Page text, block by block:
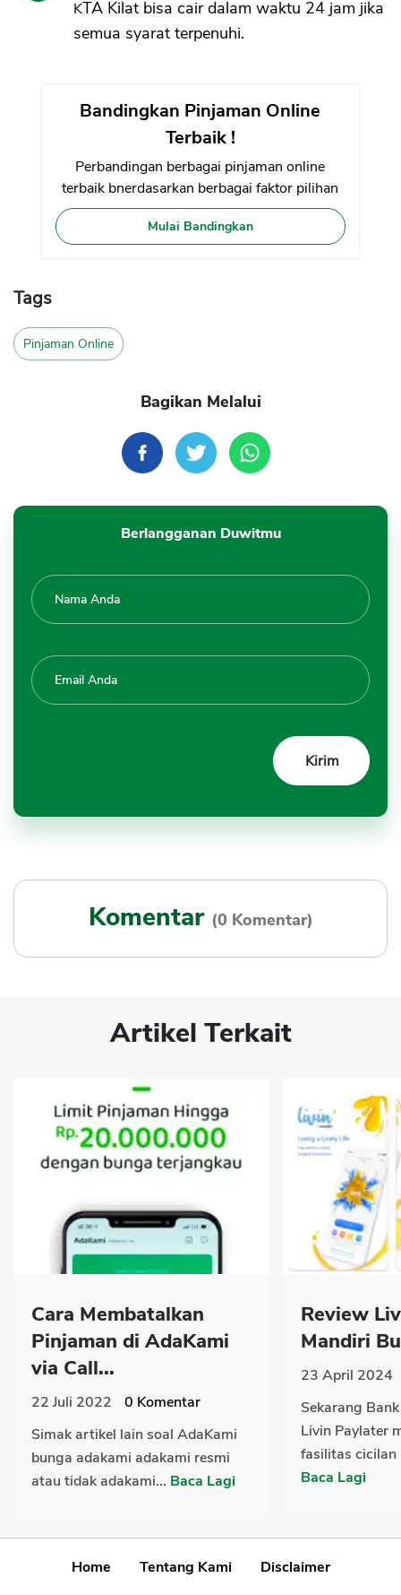
KTA Kilat bisa cair dalam waktu 24 jam jika
semua syarat terpenuhi.
Bandingkan Pinjaman Online
Terbaik !
Perbandingan berbagai pinjaman online
terbaik bnerdasarkan berbagai faktor pilihan
Mulai Bandingkan
Tags
Pinjaman Online
Bagikan Melalui
Berlangganan Duwitmu
Komentar (0 Komentar)
Artikel Terkait
Cara Membatalkan
Pinjaman di AdaKami
via Call...
22 Juli 2022 0 Komentar
Simak artikel lain soal AdaKami
bunga adakami adakami resmi
atau tidak adakami... Baca Lagi
Review
Mandiri
23 April 2024
Sekarang
Livin Paylater
fasilitas cicilan
Baca Lagi
Home Tentang Kami
Disclaimer